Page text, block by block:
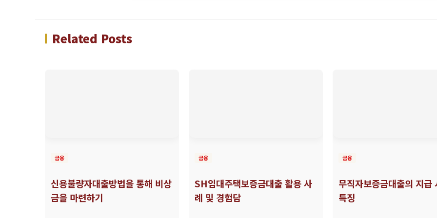
Related Posts
금융
신용불량자대출방법을 통해 비상
금을 마련하기
금융
SH임대주택보증금대출 활용 사
례 및 경험담
금융
무직자보증금대출의 지급
특징